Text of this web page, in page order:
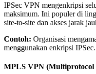
IPSec VPN mengenkripsi
maksimum. Ini populer di
site-to-site dan akses jarak
Contoh: Organisasi
menggunakan enkripsi IPSec.
MPLS VPN (Multiprotocol